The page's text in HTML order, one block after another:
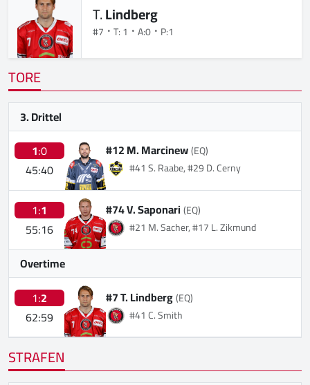
T.Lindberg
#7 T: 1 A:0 P:1
TORE
3. Drittel
1:0
45:40
#12 M. Marcinew(EQ)
#41 S. Raabe, #29 D. Cerny
1:1
55:16
#74 V. Saponari(EQ)
#21 M. Sacher, #17 L. Zikmund
Overtime
1:2
62:59
#7 T. Lindberg(EQ)
#41 C. Smith
STRAFEN